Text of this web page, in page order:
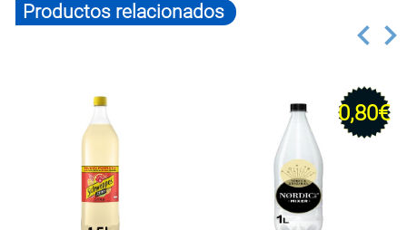
Productos relacionados
0,80€